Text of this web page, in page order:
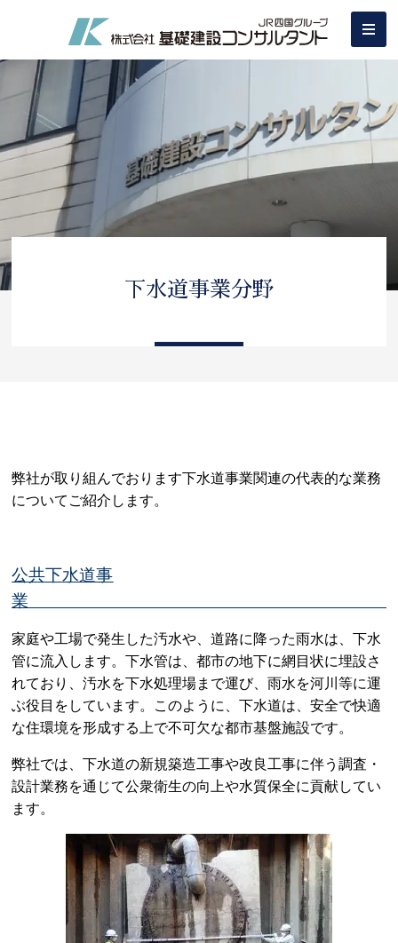
下水道事業分野
弊社が取り組んでおります下水道事業関連の代表的な業務
についてご紹介します。
公共下水道事
家庭や工場で発生した汚水や、道路に降った雨水は、下水
管に流入します。下水管は、都市の地下に網目状に埋設さ
れており、汚水を下水処理場まで運び、雨水を河川等に運
ぶ役目をしています。このように、下水道は、安全で快適
な住環境を形成する上で不可欠な都市基盤施設です。
弊社では、下水道の新規築造工事や改良工事に伴う調査・
設計業務を通じて公衆衛生の向上や水質保全に貢献してい
ます。